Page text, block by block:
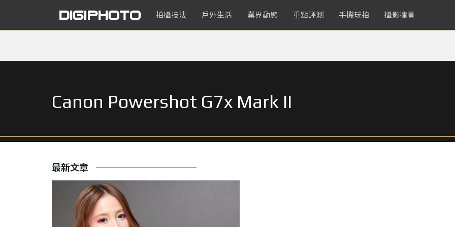
拍攝技法 戶外生活 業界動態 重點評測 手機玩拍 攝影擂臺
Canon Powershot G7x Mark II
最新文章